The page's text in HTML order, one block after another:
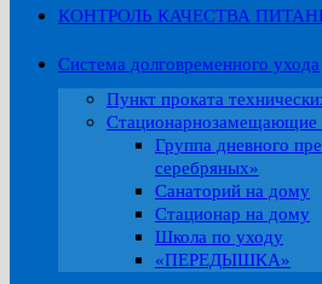
КОНТРОЛЬ КАЧЕСТВА
Система долговременного ухода
Пункт проката
Стационарнозамещающие
Группа дневного
серебряных»
Санаторий на дому
Стационар на дому
Школа по уходу
«ПЕРЕДЫШКА»